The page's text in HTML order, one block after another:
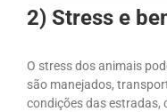
2) Stress e
O stress dos animais
são manejados,
condições das estradas,